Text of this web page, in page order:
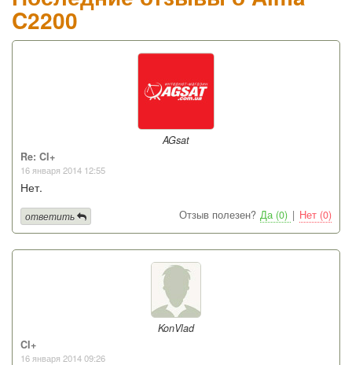
C2200
AGsat
Re: CI+
16 января 2014 12:55
Нет.
Отзыв полезен? Да (0) | Нет (0)
ответить
KonVlad
CI+
16 января 2014 09:26